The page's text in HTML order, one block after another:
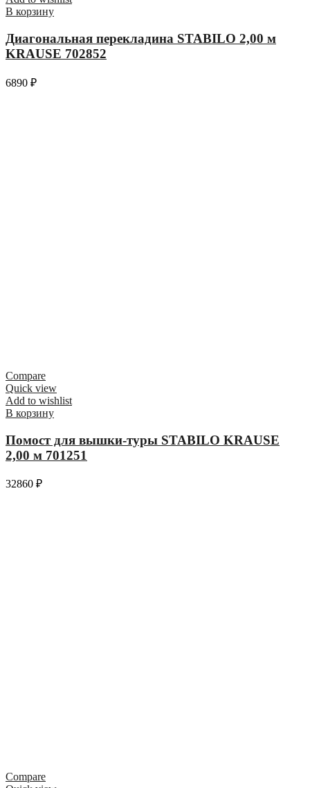
В корзину
Диагональная перекладина STABILO 2,00 м
KRAUSE 702852
6890 ₽
Compare
Quick view
Add to wishlist
В корзину
Помост для вышки-туры STABILO KRAUSE
2,00 м 701251
32860 ₽
Compare